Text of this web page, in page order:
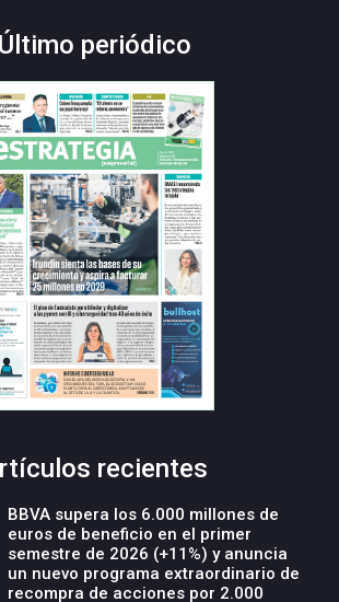
Último periódico
recientes
BBVA supera los 6.000 millones de
euros de beneficio en el primer
semestre de 2026 (+11%) y anuncia
un nuevo programa extraordinario de
recompra de acciones por 2.000